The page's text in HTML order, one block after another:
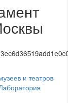
и театров